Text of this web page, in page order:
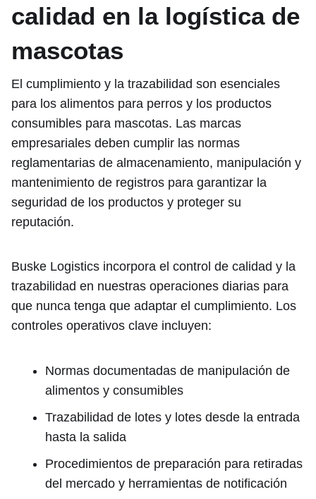
calidad en la logística de
mascotas
El cumplimiento y la trazabilidad son esenciales
para los alimentos para perros y los productos
consumibles para mascotas. Las marcas
empresariales deben cumplir las normas
reglamentarias de almacenamiento, manipulación y
mantenimiento de registros para garantizar la
seguridad de los productos y proteger su
reputación.
Buske Logistics incorpora el control de calidad y la
trazabilidad en nuestras operaciones diarias para
que nunca tenga que adaptar el cumplimiento. Los
controles operativos clave incluyen:
Normas documentadas de manipulación de
alimentos y consumibles
Trazabilidad de lotes y lotes desde la entrada
hasta la salida
Procedimientos de preparación para retiradas
del mercado y herramientas de notificación